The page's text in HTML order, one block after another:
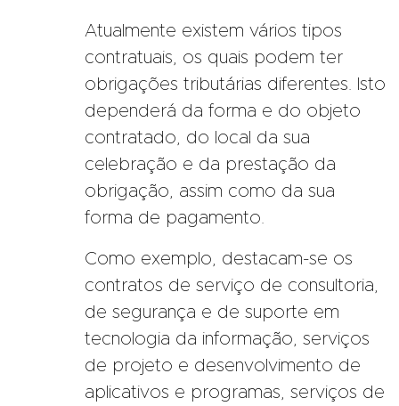
Atualmente existem vários tipos
contratuais, os quais podem ter
obrigações tributárias diferentes. Isto
dependerá da forma e do objeto
contratado, do local da sua
celebração e da prestação da
obrigação, assim como da sua
forma de pagamento.
Como exemplo, destacam-se os
contratos de serviço de consultoria,
de segurança e de suporte em
tecnologia da informação, serviços
de projeto e desenvolvimento de
aplicativos e programas, serviços de